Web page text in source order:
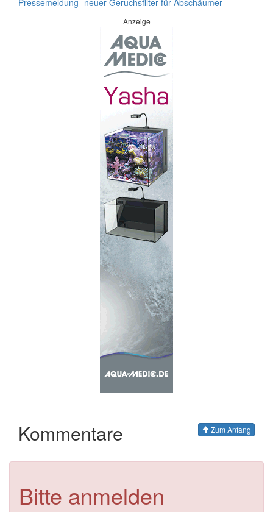
Pressemeldung- neuer Geruchsfilter für Abschäumer
Anzeige
Kommentare Zum Anfang
Bitte anmelden